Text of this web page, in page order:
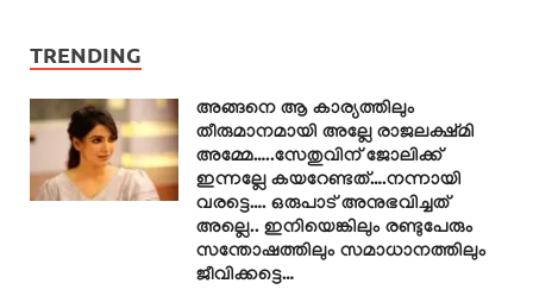
TRENDING
അങ്ങനെ ആ കാര്യത്തിലും
തീരുമാനമായി അല്ലേ രാജലക്ഷ്മി
അമ്മേ…..സേതുവിന് ജോലിക്ക്
ഇന്നല്ലേ കയറേണ്ടത്….നന്നായി
വരട്ടെ…. ഒരുപാട് അനുഭവിച്ചത്
അല്ലെ.. ഇനിയെങ്കിലും രണ്ടുപേരും
സന്തോഷത്തിലും സമാധാനത്തിലും
ജീവിക്കട്ടെ…